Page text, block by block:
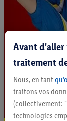
Avant
traitement
Nous, en tant
traitons vos
(collectivement:
technologies